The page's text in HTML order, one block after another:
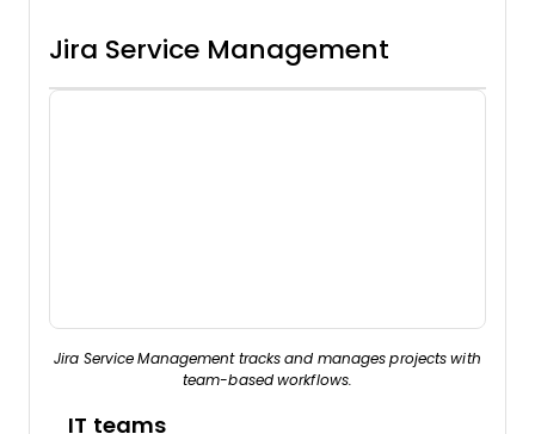
Jira Service Management
Jira Service Management tracks and manages projects with
team-based workflows.
IT teams